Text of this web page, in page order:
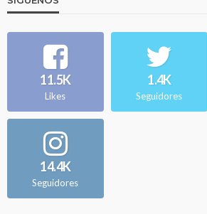
11.5K
Likes
1.4K
Seguidores
14.4K
Seguidores